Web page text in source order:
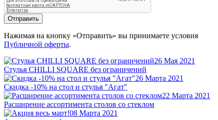
Отправить
Нажимая на кнопку «Отправить» вы принимаете условия
Публичной оферты.
26 Мая 2021
Стулья CHILLI SQUARE без ограничений
26 Марта 2021
Скидка -10% на стол и стулья "Агат"
22 Марта 2021
Расширение ассортимента столов со стеклом
08 Марта 2021